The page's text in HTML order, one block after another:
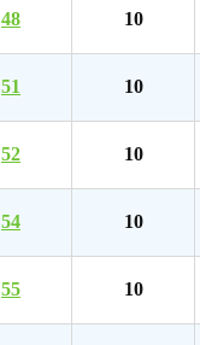
48 10
51 10
52 10
54 10
55 10